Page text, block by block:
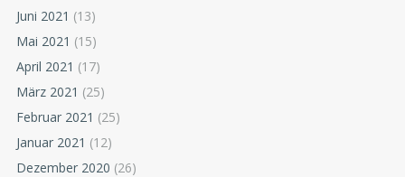
Juni 2021 (13)
Mai 2021 (15)
April 2021 (17)
März 2021 (25)
Februar 2021 (25)
Januar 2021 (12)
Dezember 2020 (26)